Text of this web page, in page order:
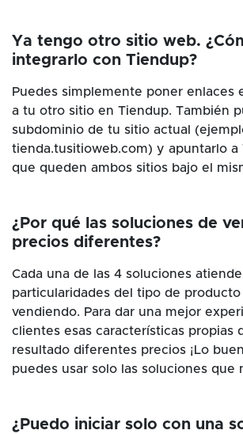
Ya tengo otro sitio web.
integrarlo con Tiendup?
Puedes simplemente poner enlaces
a tu otro sitio en Tiendup. También
subdominio de tu sitio actual
tienda.tusitioweb.com) y apuntarlo a
que queden ambos sitios bajo el
¿Por qué las soluciones de
precios diferentes?
Cada una de las 4 soluciones
particularidades del tipo de
vendiendo. Para dar una mejor
clientes esas características propias
resultado diferentes precios ¡Lo
puedes usar solo las soluciones que
¿Puedo iniciar solo con una